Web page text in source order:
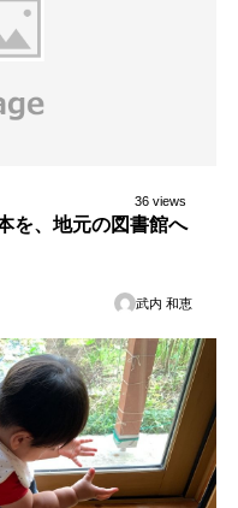
36 views
を、地元の図書館へ
武内 和恵